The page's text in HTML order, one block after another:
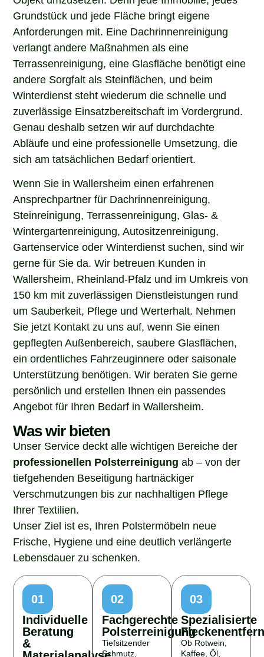
Grundstück und jede Fläche bringt eigene
Anforderungen mit. Eine Dachrinnenreinigung
verlangt andere Maßnahmen als eine
Terrassenreinigung, eine Glasfläche benötigt eine
andere Sorgfalt als Steinflächen, und beim
Winterdienst steht wiederum die schnelle und
zuverlässige Einsatzbereitschaft im Vordergrund.
Genau deshalb setzen wir auf durchdachte
Abläufe und eine professionelle Umsetzung, die
sich am tatsächlichen Bedarf orientiert.
Wenn Sie in Wallersheim einen erfahrenen
Ansprechpartner für Dachrinnenreinigung,
Steinreinigung, Terrassenreinigung, Glas- &
Wintergartenreinigung, Autositzenreinigung,
Gartenservice oder Winterdienst suchen, sind wir
gerne für Sie da. Wir betreuen Kunden in
Wallersheim, Rheinland-Pfalz und im Umkreis von
150 km mit zuverlässigen Dienstleistungen rund
um Sauberkeit, Pflege und Werterhalt. Nehmen
Sie jetzt Kontakt zu uns auf, wenn Sie einen
gepflegten Außenbereich, saubere Glasflächen,
ein ordentliches Fahrzeuginnere oder saisonale
Unterstützung benötigen. Wir beraten Sie gerne
persönlich und erstellen Ihnen ein passendes
Angebot für Ihren Bedarf in Wallersheim.
Was wir bieten
Unser Service deckt alle wichtigen Bereiche der
professionellen Polsterreinigung ab – von der
tiefgehenden Beseitigung hartnäckiger
Verschmutzungen bis zur nachhaltigen Pflege
Ihrer Textilien.
Unser Ziel ist es, Ihren Polstermöbeln neue
Frische, Hygiene und eine deutlich verlängerte
Lebensdauer zu schenken.
01
Individuelle
Beratung
&
Materialanalyse
02
Fachgerechte
Polsterreinigung
Tiefsitzender
Schmutz,
03
Spezialisierte
Ob Rotwein,
Kaffee, Öl,